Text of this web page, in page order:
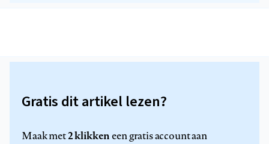
Gratis dit artikel lezen?
Maak met2 klikkeneen gratis account aan